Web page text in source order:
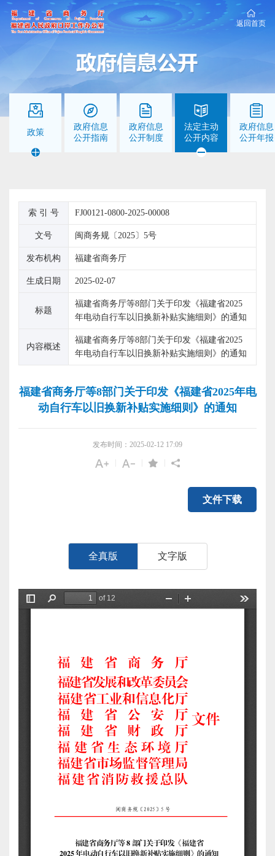
返回首页
政策
政府信息
公开指南
政府信息
公开制度
法定主动
公开内容
政府信息
公开年报
索 引 号 FJ00121-0800-2025-00008
文号 闽商务规〔2025〕5号
发布机构 福建省商务厅
生成日期 2025-02-07
标题
福建省商务厅等8部门关于印发《福建省2025
年电动自行车以旧换新补贴实施细则》的通知
内容概述
福建省商务厅等8部门关于印发《福建省2025
年电动自行车以旧换新补贴实施细则》的通知
福建省商务厅等8部门关于印发《福建省2025年电
动自行车以旧换新补贴实施细则》的通知
发布时间：2025-02-12 17:09
文件下载
全真版 文字版